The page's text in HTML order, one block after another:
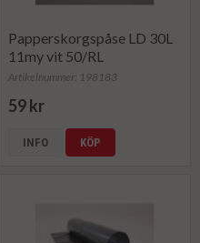
Papperskorgspåse LD 30L
11my vit 50/RL
Artikelnummer: 198183
59 kr
INFO KÖP